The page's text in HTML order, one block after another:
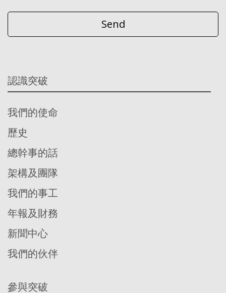
認識突破
我們的使命
歷史
總幹事的話
架構及團隊
我們的事工
年報及財務
新聞中心
我們的伙伴
參與突破